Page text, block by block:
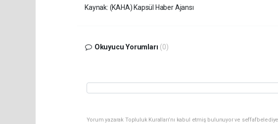
Kaynak: (KAHA) Kapsül Haber Ajansı
Okuyucu Yorumları (0)
Yorum yazarak Topluluk Kuralları’nı kabul etmiş bulunuyor ve